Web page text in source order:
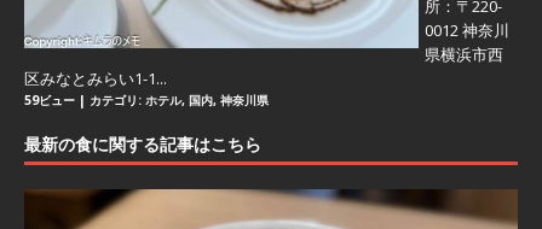
所：〒220-
0012 神奈川
県横浜市西
区みなとみらい1-1...
59ビュー | カテゴリ: ホテル, 国内, 神奈川県
最新の食に関する記事はこちら